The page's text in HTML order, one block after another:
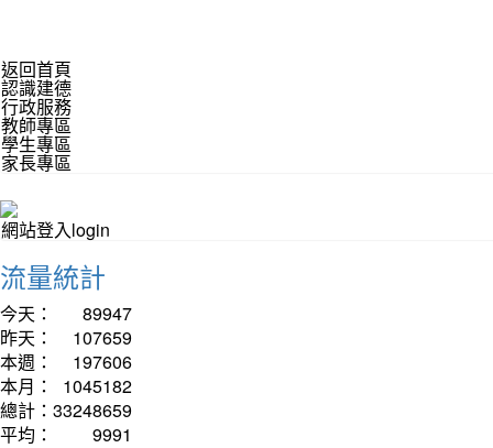
返回首頁
認識建德
行政服務
教師專區
學生專區
家長專區
網站登入login
流量統計
今天：
89947
昨天：
107659
本週：
197606
本月：
1045182
總計： 33248659
平均：
9991